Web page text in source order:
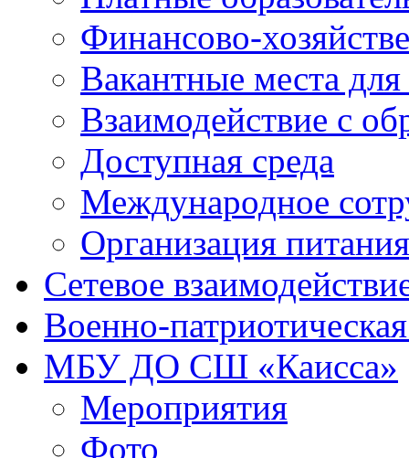
Финансово-
Вакантные места
Взаимодействие с
Доступная среда
Международное
Организация питания
Сетевое
Военно-
МБУ ДО СШ «Каисса»
Мероприятия
Фото